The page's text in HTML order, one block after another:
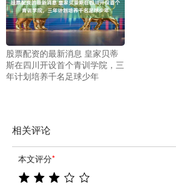
股票配资的最新消息 皇家贝蒂
斯在四川开设首个青训学院，三
年计划培养千名足球少年
相关评论
本文评分*